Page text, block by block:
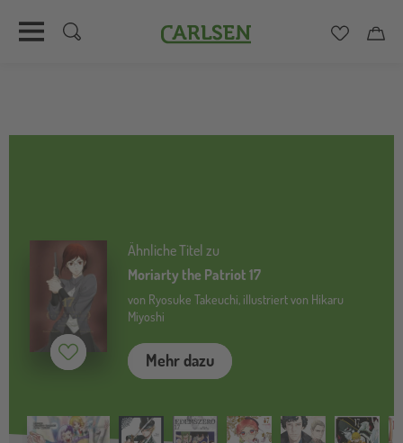
Carlsen
Ähnliche Titel zu
Moriarty the Patriot 17
von Ryosuke Takeuchi, illustriert von Hikaru
Miyoshi
Mehr dazu
Merken ( inaktiv)